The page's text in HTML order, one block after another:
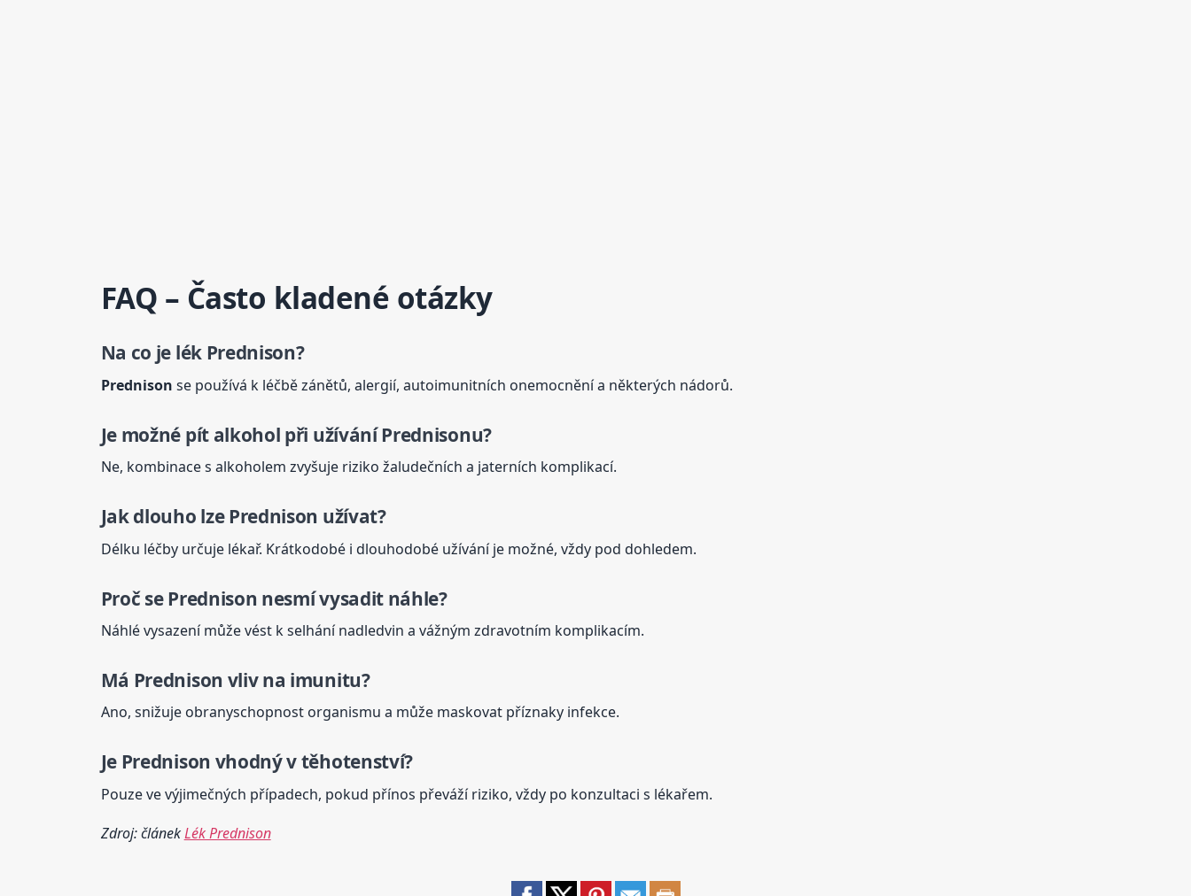
FAQ – Často kladené otázky
Na co je lék Prednison?
Prednison se používá k léčbě zánětů, alergií, autoimunitních onemocnění a některých nádorů.
Je možné pít alkohol při užíváníPrednisonu?
Ne, kombinace s alkoholem zvyšuje riziko žaludečních a jaterních komplikací.
Jak dlouho lzePrednison užívat?
Délku léčby určuje lékař. Krátkodobé i dlouhodobé užívání je možné, vždy pod dohledem.
Proč sePrednison nesmí vysadit náhle?
Náhlé vysazení může vést k selhání nadledvin a vážným zdravotním komplikacím.
Má Prednison vliv na imunitu?
Ano, snižuje obranyschopnost organismu a může maskovat příznaky infekce.
Je Prednison vhodný v těhotenství?
Pouze ve výjimečných případech, pokud přínos převáží riziko, vždy po konzultaci s lékařem.
Zdroj: článekLék Prednison